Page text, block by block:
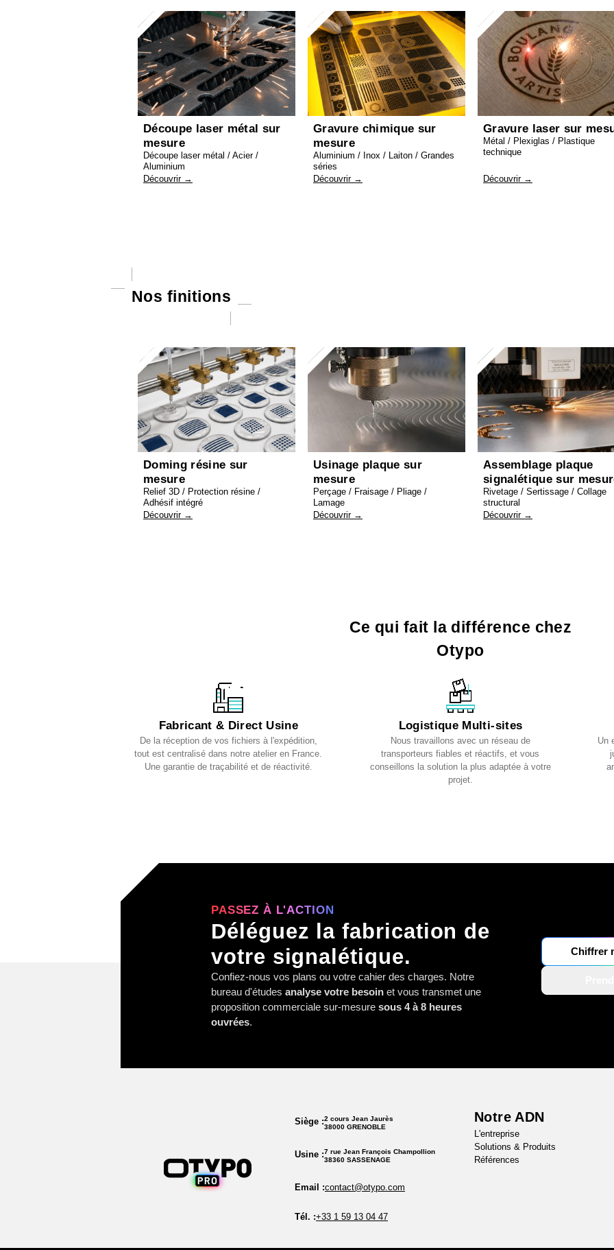
Découpe laser métal sur
mesure
Découpe laser métal / Acier /
Aluminium
Découvrir →
Gravure chimique sur
mesure
Aluminium / Inox / Laiton / Grandes
séries
Découvrir →
Gravure laser sur
Métal / Plexiglas / Plastique
technique
Découvrir →
Nos finitions
Doming résine sur
mesure
Relief 3D / Protection résine /
Adhésif intégré
Découvrir →
Usinage plaque sur
mesure
Perçage / Fraisage / Pliage /
Lamage
Découvrir →
Assemblage plaque
signalétique sur
Rivetage / Sertissage / Collage
structural
Découvrir →
Ce qui fait la différence chez
Otypo
Fabricant & Direct Usine
De la réception de vos fichiers à l'expédition,
tout est centralisé dans notre atelier en France.
Une garantie de traçabilité et de réactivité.
Logistique Multi-sites
Nous travaillons avec un réseau de
transporteurs fiables et réactifs, et vous
conseillons la solution la plus adaptée à votre
projet.
Un
PASSEZ À L'ACTION
Déléguez la fabrication de
votre signalétique.
Confiez-nous vos plans ou votre cahier des charges. Notre
bureau d'études analyse votre besoin et vous transmet une
proposition commerciale sur-mesure sous 4 à 8 heures
ouvrées.
Chiffrer
Siège :2 cours Jean Jaurès
38000 GRENOBLE
Usine :7 rue Jean François Champollion
38360 SASSENAGE
Email :contact@otypo.com
Tél. :+33 1 59 13 04 47
Notre ADN
L'entreprise
Solutions & Produits
Références